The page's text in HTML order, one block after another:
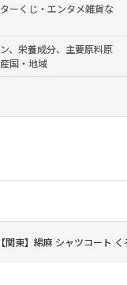
ーくじ・エンタメ雑貨な
、栄養成分、主要原料原
国・地域
【関東】綿麻 シャツコート く